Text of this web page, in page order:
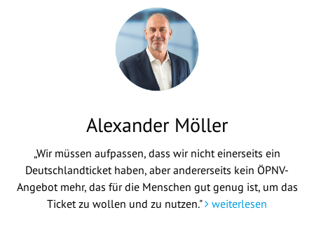
Alexander Möller
„Wir müssen aufpassen, dass wir nicht einerseits ein
Deutschlandticket haben, aber andererseits kein ÖPNV-
Angebot mehr, das für die Menschen gut genug ist, um das
Ticket zu wollen und zu nutzen."
weiterlesen